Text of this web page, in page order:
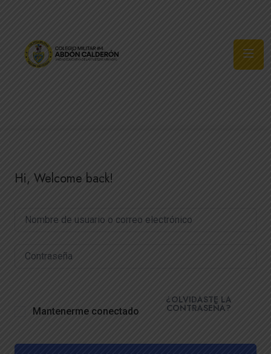
Hi, Welcome back!
Mantenerme conectado
¿OLVIDASTE LA
CONTRASEÑA?